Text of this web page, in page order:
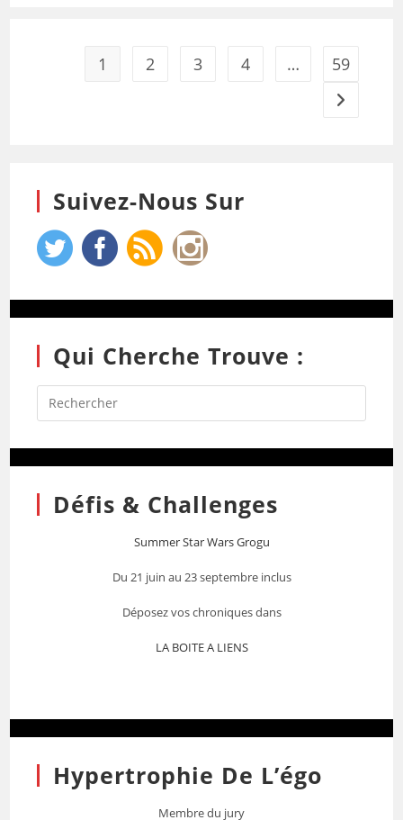
1 2 3 4 … 59
Suivez-Nous Sur
Qui Cherche Trouve :
Défis & Challenges
Summer Star Wars Grogu
Du 21 juin au 23 septembre inclus
Déposez vos chroniques dans
LA BOITE A LIENS
Hypertrophie De L’égo
Membre du jury